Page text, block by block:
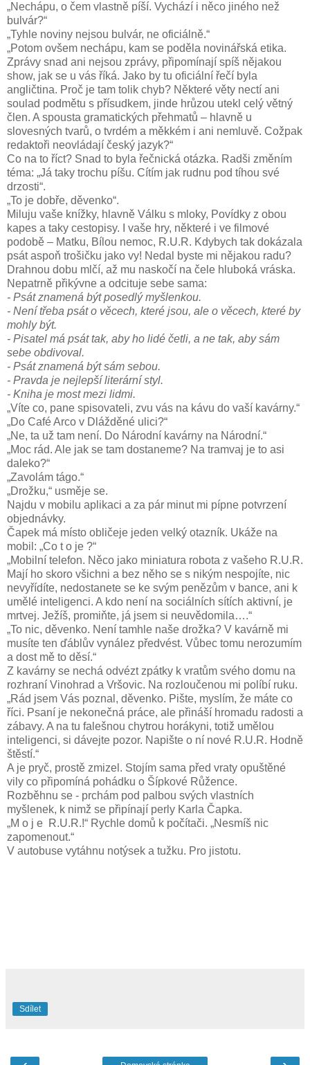
„Nechápu, o čem vlastně píší. Vychází i něco jiného než
bulvár?“
„Tyhle noviny nejsou bulvár, ne oficiálně.“
„Potom ovšem nechápu, kam se poděla novinářská etika.
Zprávy snad ani nejsou zprávy, připomínají spíš nějakou
show, jak se u vás říká. Jako by tu oficiální řečí byla
angličtina. Proč je tam tolik chyb? Některé věty nectí ani
soulad podmětu s přísudkem, jinde hrůzou utekl celý větný
člen. A spousta gramatických přehmatů – hlavně u
slovesných tvarů, o tvrdém a měkkém i ani nemluvě. Cožpak
redaktoři neovládají český jazyk?“
Co na to říct? Snad to byla řečnická otázka. Radši změním
téma: „Já taky trochu píšu. Cítím jak rudnu pod tíhou své
drzosti“.
„To je dobře, děvenko“.
Miluju vaše knížky, hlavně Válku s mloky, Povídky z obou
kapes a taky cestopisy. I vaše hry, některé i ve filmové
podobě – Matku, Bílou nemoc, R.U.R. Kdybych tak dokázala
psát aspoň trošičku jako vy! Nedal byste mi nějakou radu?
Drahnou dobu mlčí, až mu naskočí na čele hluboká vráska.
Nepatrně přikývne a odcituje sebe sama:
- Psát znamená být posedlý myšlenkou.
- Není třeba psát o věcech, které jsou, ale o věcech, které by
mohly být.
- Pisatel má psát tak, aby ho lidé četli, a ne tak, aby sám
sebe obdivoval.
- Psát znamená být sám sebou.
- Pravda je nejlepší literární styl.
- Kniha je most mezi lidmi.
„Víte co, pane spisovateli, zvu vás na kávu do vaší kavárny.“
„Do Café Arco v Dlážděné ulici?“
„Ne, ta už tam není. Do Národní kavárny na Národní.“
„Moc rád. Ale jak se tam dostaneme? Na tramvaj je to asi
daleko?“
„Zavolám tágo.“
„Drožku,“ usměje se.
Najdu v mobilu aplikaci a za pár minut mi pípne potvrzení
objednávky.
Čapek má místo obličeje jeden velký otazník. Ukáže na
mobil: „Co t o je ?“
„Mobilní telefon. Něco jako miniatura robota z vašeho R.U.R.
Mají ho skoro všichni a bez něho se s nikým nespojíte, nic
nevyřídíte, nedostanete se ke svým penězům v bance, ani k
umělé inteligenci. A kdo není na sociálních sítích aktivní, je
mrtvej. Ježíš, promiňte, já jsem si neuvědomila….“
„To nic, děvenko. Není tamhle naše drožka? V kavárně mi
musíte ten ďáblův vynález předvést. Vůbec tomu nerozumím
a dost mě to děsí.“
Z kavárny se nechá odvézt zpátky k vratům svého domu na
rozhraní Vinohrad a Vršovic. Na rozloučenou mi políbí ruku.
„Rád jsem Vás poznal, děvenko. Pište, myslím, že máte co
říci. Psaní je nekonečná práce, ale přináší hromadu radosti a
zábavy. A na tu falešnou chytrou horákyni, totiž umělou
inteligenci, si dávejte pozor. Napište o ní nové R.U.R. Hodně
štěstí.“
A je pryč, prostě zmizel. Stojím sama před vraty opuštěné
vily co připomíná pohádku o Šípkové Růžence.
Rozběhnu se - prchám pod palbou svých vlastních
myšlenek, k nimž se připínají perly Karla Čapka.
„M o j e R.U.R.!“ Rychle domů k počítači. „Nesmíš nic
zapomenout.“
V autobuse vytáhnu notýsek a tužku. Pro jistotu.
Sdílet